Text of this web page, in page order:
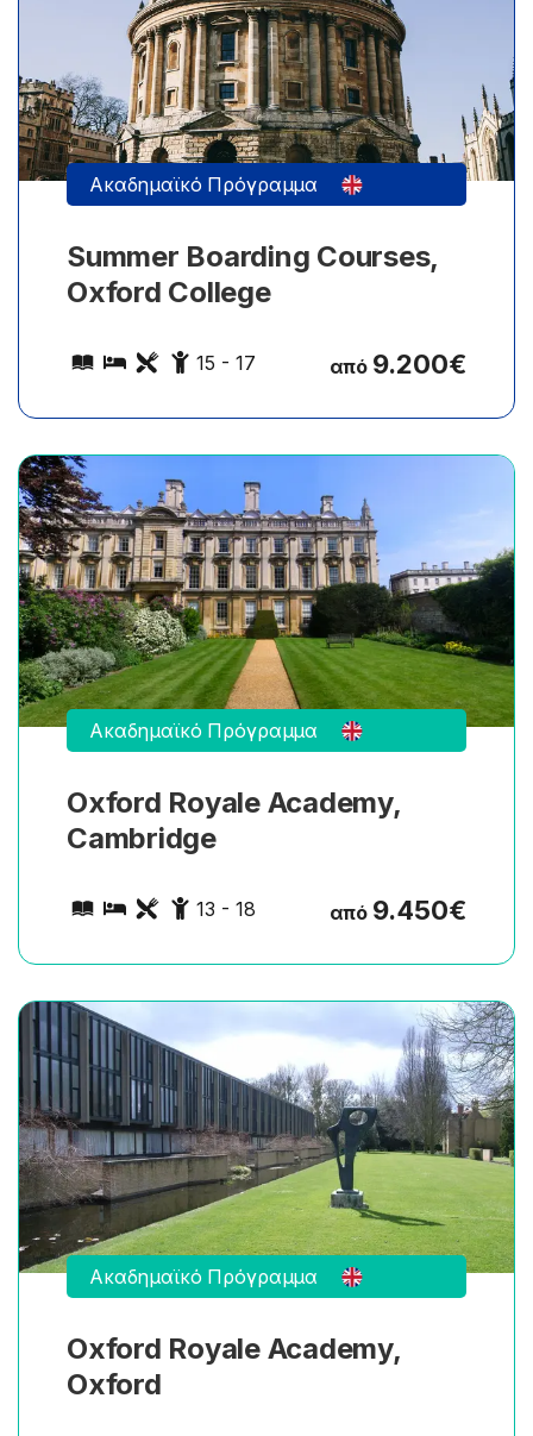
Ακαδημαϊκό Πρόγραμμα
Summer Boarding Courses,
Oxford College
15 - 17 από 9.200€
Ακαδημαϊκό Πρόγραμμα
Oxford Royale Academy,
Cambridge
13 - 18 από 9.450€
25 εξειδικευμένα μαθήματα την εβδομάδα σε
διάφορα προγράμματα ειδικότητας.
Ακαδημαϊκό Πρόγραμμα
Oxford Royale Academy,
Oxford
25 εξειδικευμένα μαθήματα την εβδομάδα σε
διάφορα προγράμματα ειδικότητας. 30/40 ώρες
μαθημάτων εξαρτάται από το πρόγραμμα.